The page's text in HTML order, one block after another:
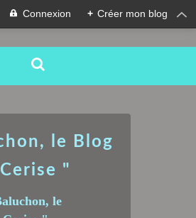
Connexion + Créer mon blog
le Blog
"